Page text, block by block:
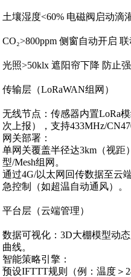
土壤湿度<60% 电磁阀启动滴
CO₂>800ppm 侧窗自动开启
光照>50klx 遮阳帘下降 防止
传输层（LoRaWAN组网）‌
无线节点‌：传感器内置LoRa
次上报），支持433MHz/
网关部署‌：
单网关覆盖半径达3km（视距
型/Mesh组网。
通过4G/以太网回传数据至云
急控制（如超温自动通风）。
平台层（云端管理）‌
数据可视化‌：3D大棚模型动
曲线。
智能策略引擎‌：
预设IFTTT规则（例：温度